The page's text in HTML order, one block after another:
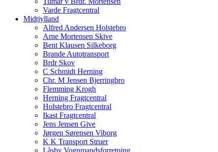
Varde Fragtcentral
Midtjylland
Alfred Andersen Holstebro
Arne Mortensen Skive
Bent Klausen Silkeborg
Brande Autotransport
Brdr Skov
C Schmidt Herning
Chr. M Jensen Bjerringbro
Flemming Krogh
Herning Fragtcentral
Holstebro Fragtcentral
Ikast Fragtcentral
Jens Jensen Give
Jørgen Sørensen Viborg
K K Transport Struer
Låsby Vognmandsforretning